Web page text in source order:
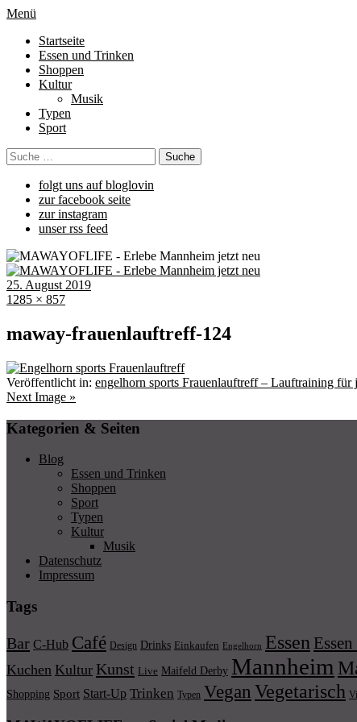
Menü
Startseite
Essen und Trinken
Shoppen
Kultur
Musik
Typen
Sport
folgt uns auf bloglovin
zur facebook seite
zur instagram
unser rss feed
25. August 2019
1285 × 857
maway-frauenlauftreff-124
Veröffentlicht in: engelhorn sports Frauenlauftreff – Lauftraining für
Next Image »
Kategorien & Seiten
Blog
Essen und Trinken
Shoppen
Sport
Typen
Kultur
Musik
Datenschutz
Impressum
Tags
Bar C-Hub Café Design Drinks Einkaufen Engelhorn Essen
Kuchen Kultur Kunst Live Maifeld Derby Mannheim
Shopping Sport Start-Up Trinken Typen Vegan Vegetarisch